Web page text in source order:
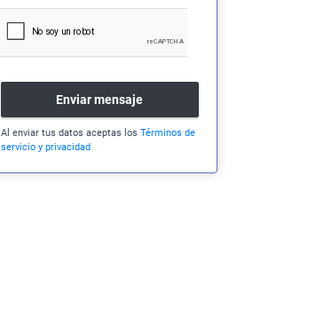
Enviar mensaje
Al enviar tus datos aceptas los Términos de
servicio y privacidad